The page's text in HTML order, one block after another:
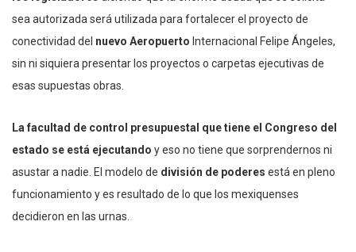
sea autorizada será utilizada para fortalecer el proyecto de
conectividad del nuevo Aeropuerto Internacional Felipe Ángeles,
sin ni siquiera presentar los proyectos o carpetas ejecutivas de
esas supuestas obras.
La facultad de control presupuestal que tiene el Congreso del
estado se está ejecutando y eso no tiene que sorprendernos ni
asustar a nadie. El modelo de división de poderes está en pleno
funcionamiento y es resultado de lo que los mexiquenses
decidieron en las urnas.